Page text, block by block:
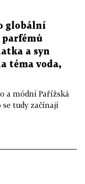
globální
a syn
téma voda,
a módní Pařížská
se tudy začínají